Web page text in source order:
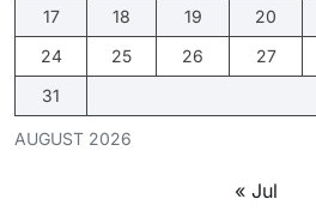
AUGUST 2026
17
18 19 20
24
25 26 27
31
« Jul